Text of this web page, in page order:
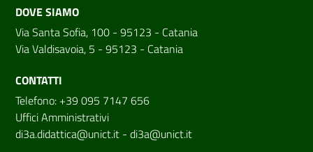
DOVE SIAMO
Via Santa Sofia, 100 - 95123 - Catania
Via Valdisavoia, 5 - 95123 - Catania
CONTATTI
Telefono: +39 095 7147 656
Uffici Amministrativi
di3a.didattica@unict.it - di3a@unict.it